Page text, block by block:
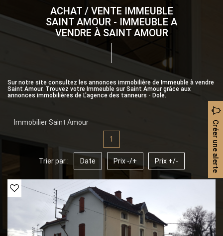
ACHAT / VENTE IMMEUBLE
SAINT AMOUR - IMMEUBLE A
VENDRE À SAINT AMOUR
Sur notre site consultez les annonces immobilière de Immeuble à vendre
Saint Amour. Trouvez votre Immeuble sur Saint Amour grâce aux
annonces immobilières de L'agence des tanneurs - Dole.
Immobilier Saint Amour Créer une alerte
1
Trier par : Date Prix -/+ Prix +/-